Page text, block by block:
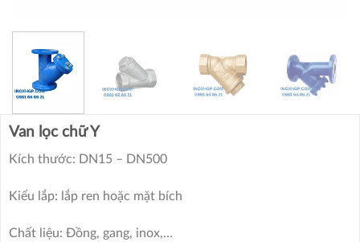
Van lọc chữ Y
Kích thước: DN15 – DN500
Kiểu lắp: lắp ren hoặc mặt bích
Chất liệu: Đồng, gang, inox,…